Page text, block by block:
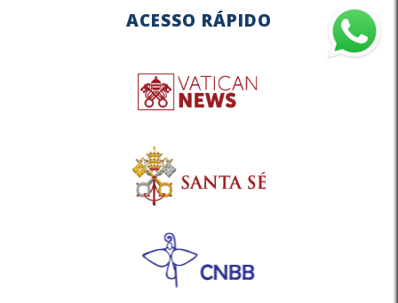
ACESSO RÁPIDO